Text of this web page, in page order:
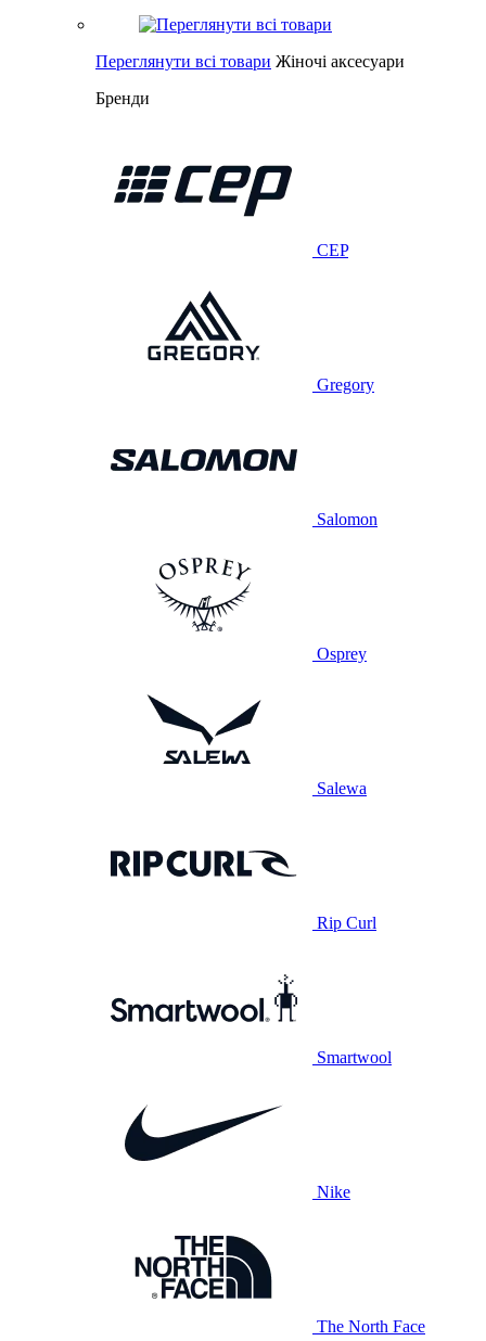
Переглянути всі товари Жіночі аксесуари
Бренди
CEP
Gregory
Salomon
Osprey
Salewa
Rip Curl
Smartwool
Nike
The North Face